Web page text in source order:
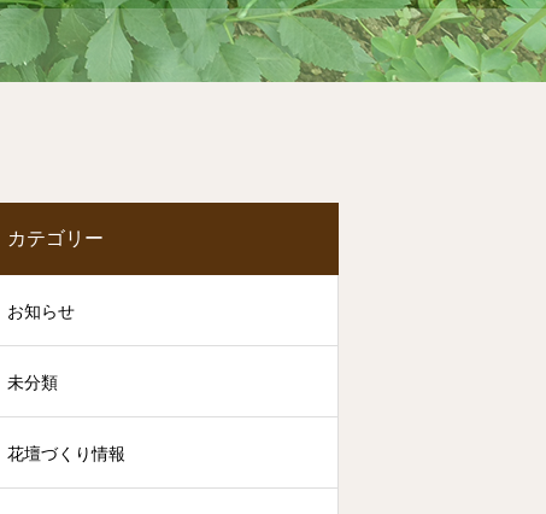
カテゴリー
お知らせ
未分類
花壇づくり情報